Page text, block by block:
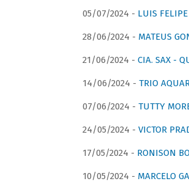
05/07/2024 - LUIS
28/06/2024 - MATEUS
21/06/2024 - CIA. SAX -
14/06/2024 - TRIO
07/06/2024 - TUTTY
24/05/2024 - VICTOR
17/05/2024 - RONISON
10/05/2024 - MARCELO